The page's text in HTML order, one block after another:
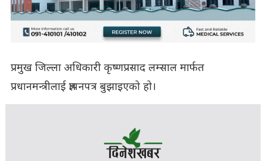
प्रमुख जिल्ला अधिकारी कृष्णप्रसाद लम्साल मार्फत
प्रधानमन्त्रीलाई ज्ञापनपत्र बुझाइएको हो।